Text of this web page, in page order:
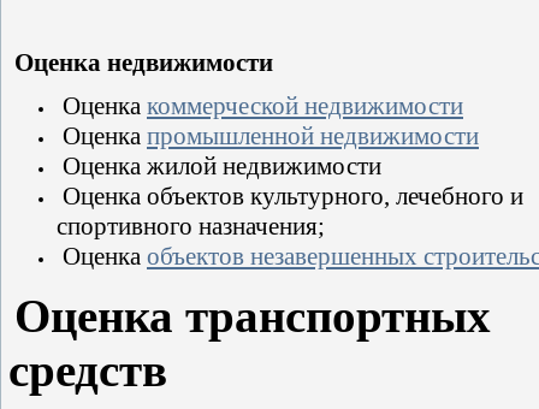
Оценка недвижимости
Оценка коммерческой недвижимости
Оценка промышленной недвижимости
Оценка жилой недвижимости
Оценка объектов культурного, лечебного и
спортивного назначения;
Оценка объектов незавершенных
Оценка транспортных
средств